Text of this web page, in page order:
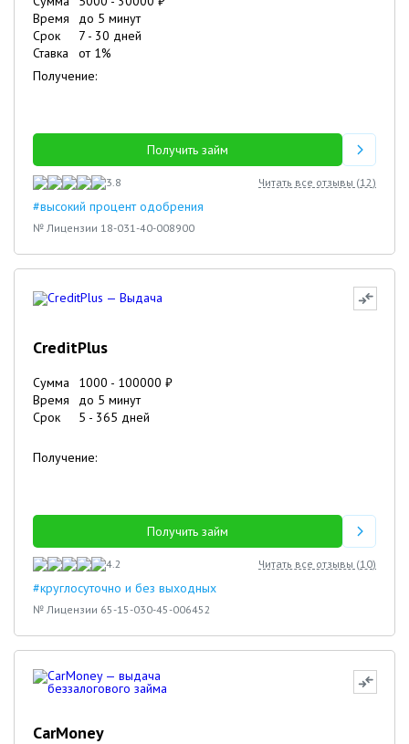
Время
до 5 минут
Срок
7 - 30 дней
Ставка
от 1%
Получение:
Получить займ
3.8 Читать все отзывы (12)
#высокий процент одобрения
№ Лицензии 18-031-40-008900
CreditPlus
Сумма 1000 - 100000 ₽
Время
до 5 минут
Срок
5 - 365 дней
Получение:
Получить займ
4.2 Читать все отзывы (10)
#круглосуточно и без выходных
№ Лицензии 65-15-030-45-006452
CarMoney